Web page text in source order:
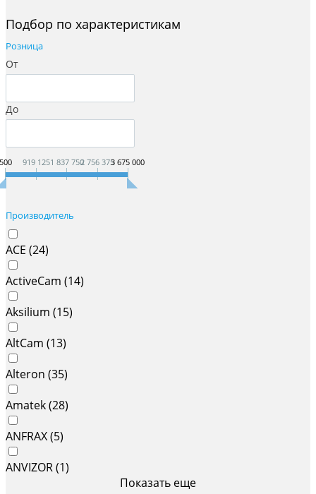
Подбор по характеристикам
Розница
От
До
919 1251 837 7502 756 3753 675 000
Производитель
ACE (24)
ActiveCam (14)
Aksilium (15)
AltCam (13)
Alteron (35)
Amatek (28)
ANFRAX (5)
ANVIZOR (1)
Показать еще